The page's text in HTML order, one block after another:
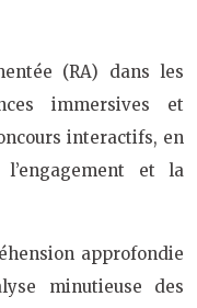
(RA) dans les
immersives et
interactifs, en
et la
approfondie
minutieuse des